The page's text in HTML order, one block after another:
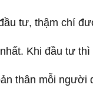
tư, thậm chí
Khi đầu tư thì
thân mỗi người